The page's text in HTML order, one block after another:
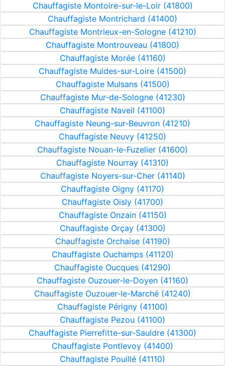
Chauffagiste Montoire-sur-le-Loir (41800)
Chauffagiste Montrichard (41400)
Chauffagiste Montrieux-en-Sologne (41210)
Chauffagiste Montrouveau (41800)
Chauffagiste Morée (41160)
Chauffagiste Muides-sur-Loire (41500)
Chauffagiste Mulsans (41500)
Chauffagiste Mur-de-Sologne (41230)
Chauffagiste Naveil (41100)
Chauffagiste Neung-sur-Beuvron (41210)
Chauffagiste Neuvy (41250)
Chauffagiste Nouan-le-Fuzelier (41600)
Chauffagiste Nourray (41310)
Chauffagiste Noyers-sur-Cher (41140)
Chauffagiste Oigny (41170)
Chauffagiste Oisly (41700)
Chauffagiste Onzain (41150)
Chauffagiste Orçay (41300)
Chauffagiste Orchaise (41190)
Chauffagiste Ouchamps (41120)
Chauffagiste Oucques (41290)
Chauffagiste Ouzouer-le-Doyen (41160)
Chauffagiste Ouzouer-le-Marché (41240)
Chauffagiste Périgny (41100)
Chauffagiste Pezou (41100)
Chauffagiste Pierrefitte-sur-Sauldre (41300)
Chauffagiste Pontlevoy (41400)
Chauffagiste Pouillé (41110)